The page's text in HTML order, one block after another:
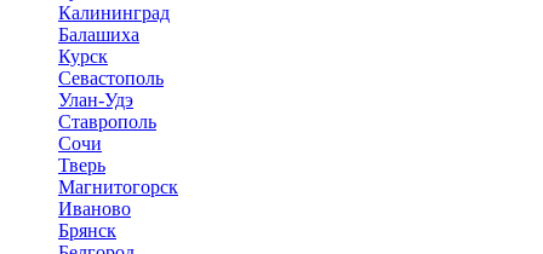
Калининград
Балашиха
Курск
Севастополь
Улан-Удэ
Ставрополь
Сочи
Тверь
Магнитогорск
Иваново
Брянск